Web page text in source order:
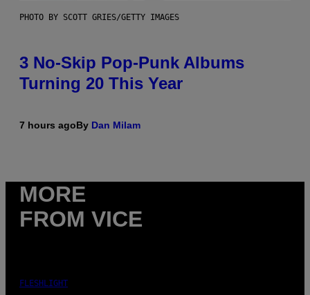
PHOTO BY SCOTT GRIES/GETTY IMAGES
3 No-Skip Pop-Punk Albums
Turning 20 This Year
7 hours agoBy Dan Milam
MORE
FROM VICE
FLESHLIGHT